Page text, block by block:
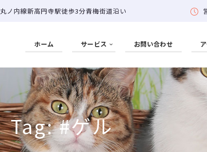
丸ノ内線新高円寺駅徒歩3分青梅街道沿い
ホーム サービス お問い合わせ
Tag: #ゲル